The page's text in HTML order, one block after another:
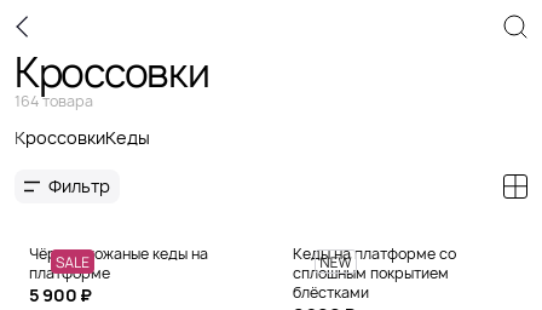
Кроссовки
164 товара
КроссовкиКеды
Фильтр
Чёрные кожаные кеды на
платформе
5 900 ₽
Кеды на платформе со
сплошным покрытием
блёстками